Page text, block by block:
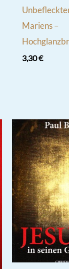
Mariens –
3,30€